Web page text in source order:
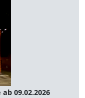
09.02.2026